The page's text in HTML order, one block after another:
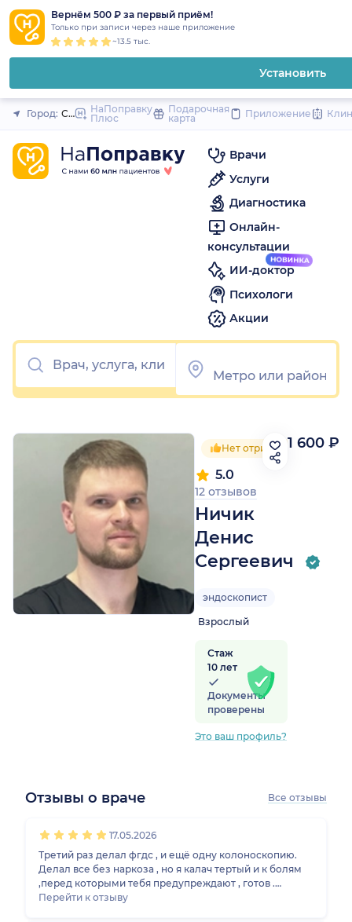
Вернём 500 ₽ за первый приём!
Только при записи через наше приложение
~13.5 тыс.
Установить
Закрыть
Город: Санкт-Петербург
НаПоправку
Плюс
Подарочная
карта
Приложение
Врачи
Услуги
Диагностика
Онлайн-
консультации
ИИ-доктор
Психологи
Акции
Нет отрицательных
Ничик
Денис
Сергеевич
5.0
12 отзывов
эндоскопист
Взрослый
Стаж
10 лет
Документы
проверены
Это ваш профиль?
1 600 ₽
Отзывы о враче Все отзывы
17.05.2026
Третий раз делал фгдс , и ещё одну колоноскопию.
Делал все без наркоза , но я калач тертый и к болям
,перед которыми тебя предупреждают , готов .
Главное (!), всегда слушать врача , он знает что
Перейти к отзыву